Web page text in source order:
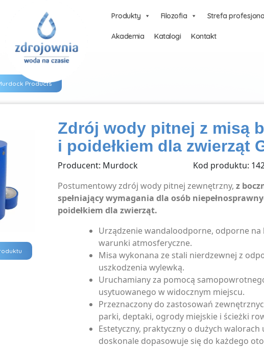
Produkty Filozofia Strefa
Akademia Katalogi Kontakt
Products
Zdrój wody pitnej z misą
i poidełkiem dla zwierząt
Producent: Murdock
Kod produktu:
Postumentowy zdrój wody pitnej zewnętrzny, z
spełniający wymagania dla osób
poidełkiem dla zwierząt.
Urządzenie wandaloodporne, odporne na
warunki atmosferyczne.
Misa wykonana ze stali nierdzewnej z
uszkodzenia wylewką.
Uruchamiany za pomocą
usytuowanego w widocznym miejscu.
Przeznaczony do zastosowań
parki, deptaki, ogrody miejskie i ścieżki
Estetyczny, praktyczny o dużych walorach
doskonale dopasowuje się do każdego